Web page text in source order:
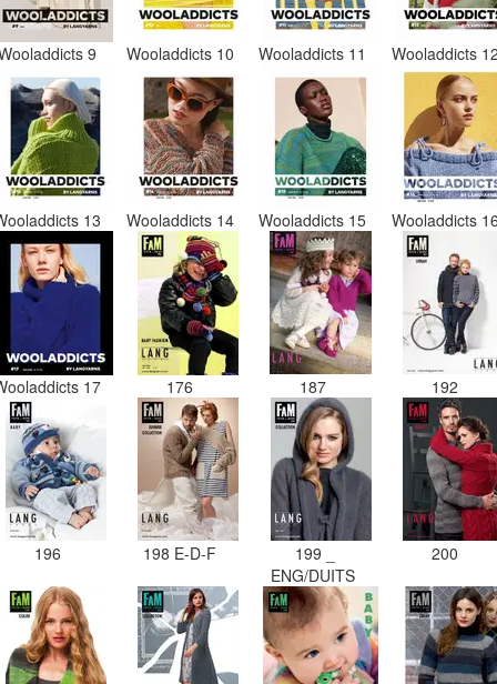
9 Wooladdicts 10 Wooladdicts 11 Wooladdicts
13 Wooladdicts 14 Wooladdicts 15 Wooladdicts
17 176 187 192
196 198 E-D-F
199 _
ENG/DUITS
200